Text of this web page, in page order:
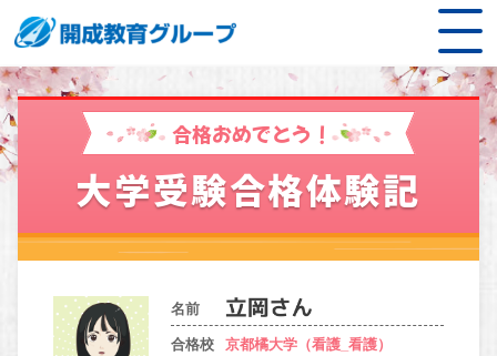
合格おめでとう！
大学受験合格体験記
名前
合格校 京都橘大学（看護_看護）